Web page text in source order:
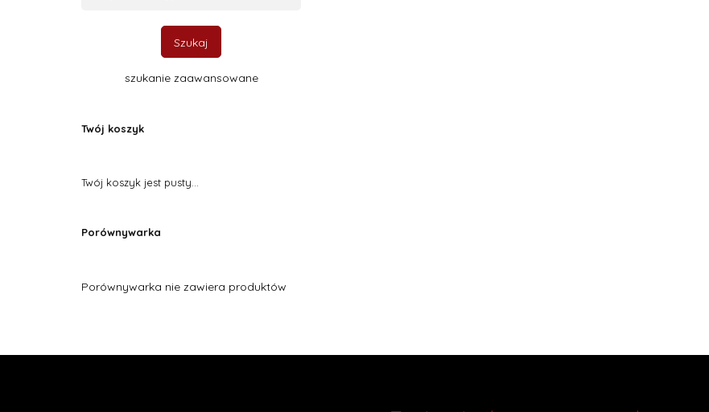
Szukaj
szukanie zaawansowane
Twój koszyk
Twój koszyk jest pusty...
Porównywarka
Porównywarka nie zawiera produktów